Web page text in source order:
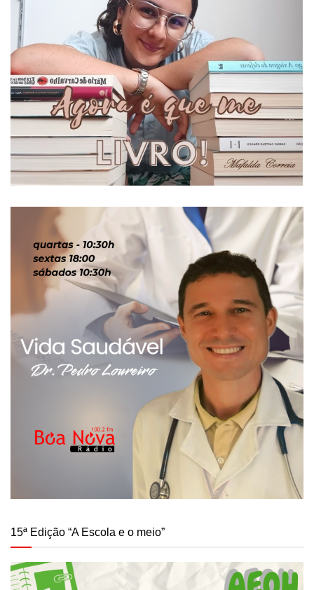
15ª Edição “A Escola e o meio”